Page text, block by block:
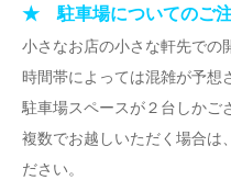
★ 駐車場についての
小さなお店の小さな軒先での
時間帯によっては混雑が予想
駐車場スペースが２台しかご
複数でお越しいただく場合は
ださい。